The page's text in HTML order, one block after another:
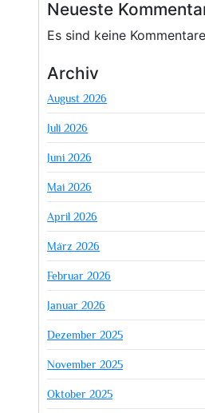
Neueste
Es sind keine
Archiv
August 2026
Juli 2026
Juni 2026
Mai 2026
April 2026
März 2026
Februar 2026
Januar 2026
Dezember 2025
November 2025
Oktober 2025